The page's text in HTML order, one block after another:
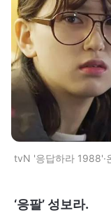
tvN '응답하라 1988'·
‘응팔’ 성보라.